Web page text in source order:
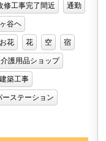
修工事完了間近 通勤
谷ヘ
お花 花 空 宿
介護用品ショップ
建築工事
ーステーション